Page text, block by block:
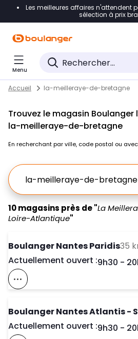
Accéder directement à la
Accéder directement au pied de
Accéder directement au chatbot
Les meilleures affaires n'attendent
sélection à prix
Menu
Skip to content
Return to Nav
Accueil la-meilleraye-de-bretagne
Trouvez le magasin Boulanger
la-meilleraye-de-bretagne
En recherchant par ville, code postal ou
Ville, Region, Code postal ou
10 magasins près de "La
Loire-Atlantique"
Boulanger Nantes Paridis35
Actuellement ouvert :Day of the
9h30 -
Voir Ce Magasin Sur La Carte
Boulanger Nantes Atlantis -
Actuellement ouvert :Day of the
9h30 -